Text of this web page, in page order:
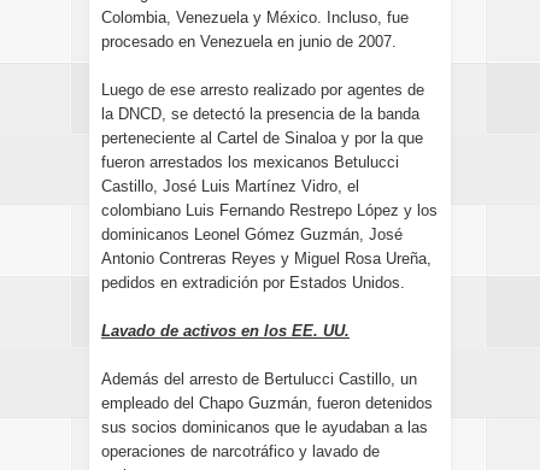
Colombia, Venezuela y México. Incluso, fue
procesado en Venezuela en junio de 2007.
Luego de ese arresto realizado por agentes de
la DNCD, se detectó la presencia de la banda
perteneciente al Cartel de Sinaloa y por la que
fueron arrestados los mexicanos Betulucci
Castillo, José Luis Martínez Vidro, el
colombiano Luis Fernando Restrepo López y los
dominicanos Leonel Gómez Guzmán, José
Antonio Contreras Reyes y Miguel Rosa Ureña,
pedidos en extradición por Estados Unidos.
Lavado de activos en los EE. UU.
Además del arresto de Bertulucci Castillo, un
empleado del Chapo Guzmán, fueron detenidos
sus socios dominicanos que le ayudaban a las
operaciones de narcotráfico y lavado de